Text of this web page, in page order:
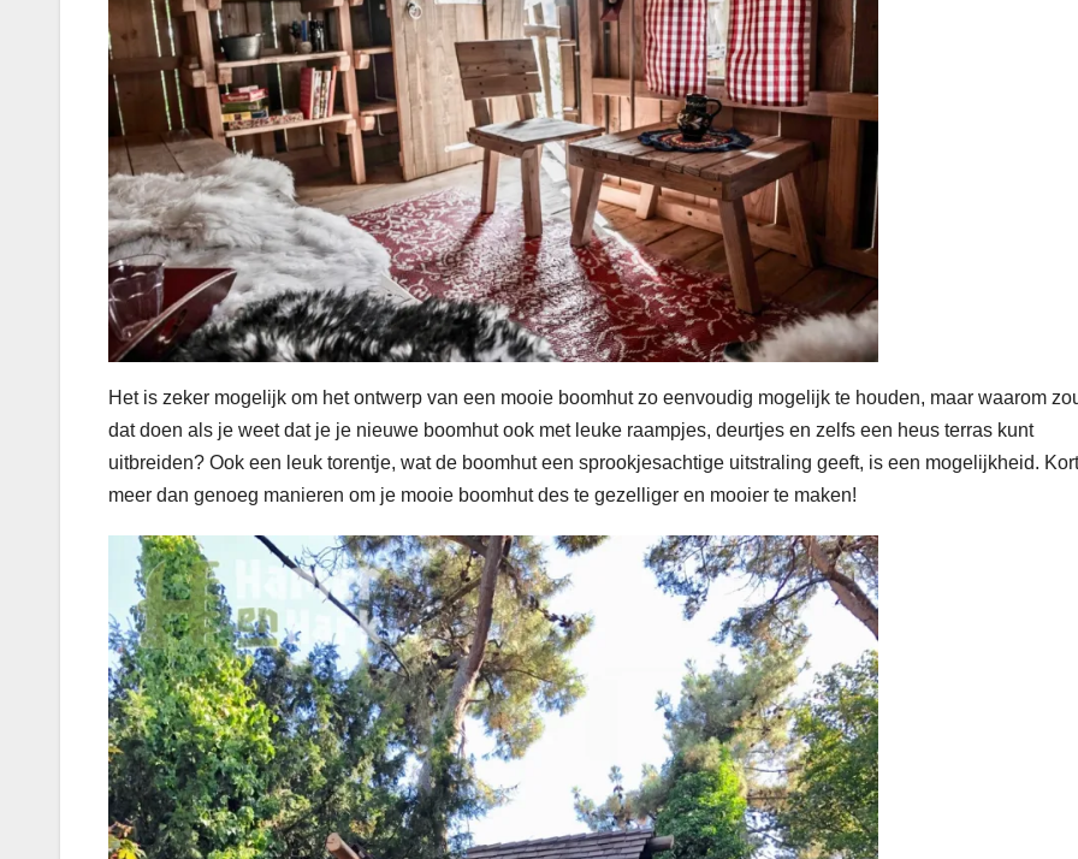
Het is zeker mogelijk om het ontwerp van een mooie boomhut zo eenvoudig mogelijk te houden, maar waarom
dat doen als je weet dat je je nieuwe boomhut ook met leuke raampjes, deurtjes en zelfs een heus terras kunt
uitbreiden? Ook een leuk torentje, wat de boomhut een sprookjesachtige uitstraling geeft, is een mogelijkheid.
meer dan genoeg manieren om je mooie boomhut des te gezelliger en mooier te maken!